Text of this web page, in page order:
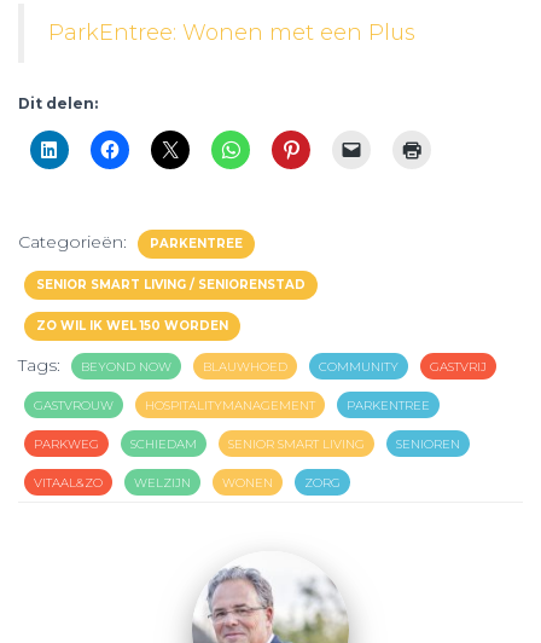
ParkEntree: Wonen met een Plus
Dit delen:
Categorieën: PARKENTREE
SENIOR SMART LIVING / SENIORENSTAD
ZO WIL IK WEL 150 WORDEN
Tags: BEYOND NOW BLAUWHOED COMMUNITY GASTVRIJ
GASTVROUW HOSPITALITYMANAGEMENT PARKENTREE
PARKWEG SCHIEDAM SENIOR SMART LIVING SENIOREN
VITAAL&ZO WELZIJN WONEN ZORG